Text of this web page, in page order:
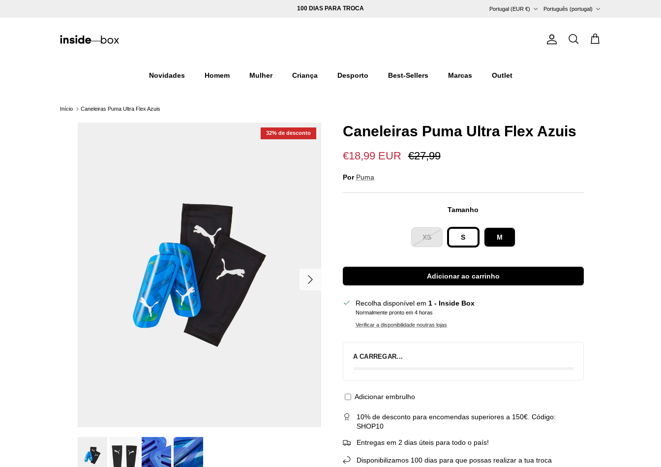
100 DIAS PARA TROCA
Portugal (EUR €)
Português (portugal)
ContaPesquisarCarrinho
Novidades Homem Mulher Criança Desporto Best-Sellers Marcas Outlet
Início Caneleiras Puma Ultra Flex Azuis
Seguinte
32% de desconto Caneleiras Puma Ultra Flex Azuis
€18,99 EUR €27,99
Por Puma
Tamanho
XS S M
Adicionar ao carrinho
Recolha disponível em 1 - Inside Box
Normalmente pronto em 4 horas
Verificar a disponibilidade noutras lojas
A CARREGAR...
Adicionar embrulho
10% de desconto para encomendas superiores a 150€. Código:
SHOP10
Entregas em 2 dias úteis para todo o país!
Disponibilizamos 100 dias para que possas realizar a tua troca